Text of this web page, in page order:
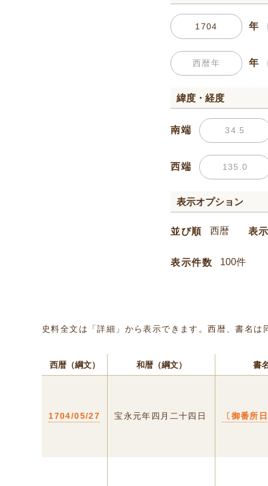
年
年
緯度・経度
南端
西端
表示オプション
並び順 表
表示件数
史料全文は「詳細」から表示できます。西暦、書名
西暦（綱文） 和暦（綱文） 書
1704/05/27 宝永元年四月二十四日 〔御番所